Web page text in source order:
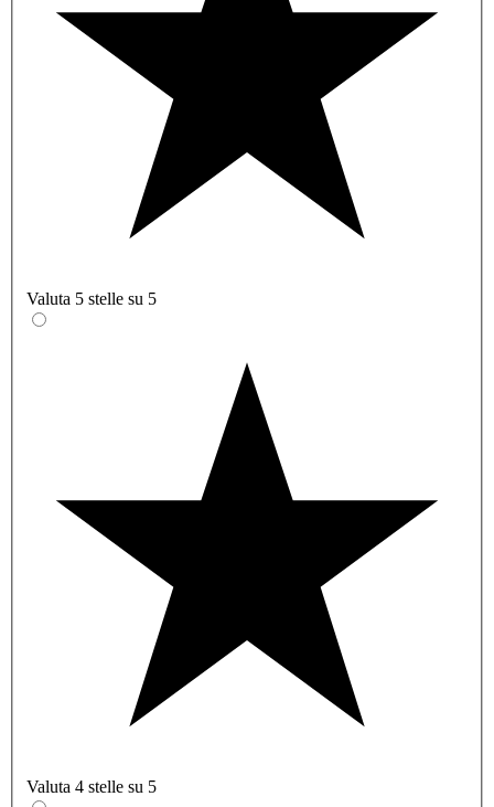
Valuta 5 stelle su 5
Valuta 4 stelle su 5